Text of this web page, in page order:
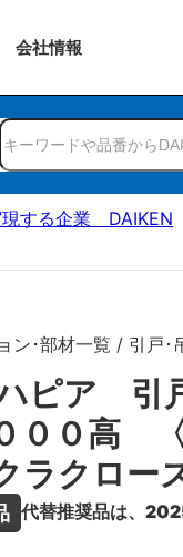
会社情報
現する企業 DAIKEN
ン･部材一覧 / 引戸･
ピア
００高
クロー
代替推奨品は、